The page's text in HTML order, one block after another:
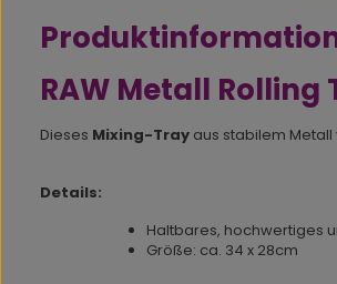
RAW Metall Rolling
Dieses Mixing-Tray aus stabilem Metall
Details:
Haltbares, hochwertiges
Größe: ca. 34 x 28cm